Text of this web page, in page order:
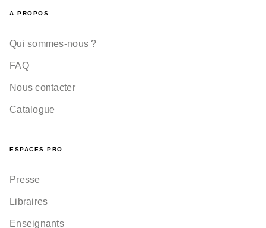
A PROPOS
Qui sommes-nous ?
FAQ
Nous contacter
Catalogue
ESPACES PRO
Presse
Libraires
Enseignants